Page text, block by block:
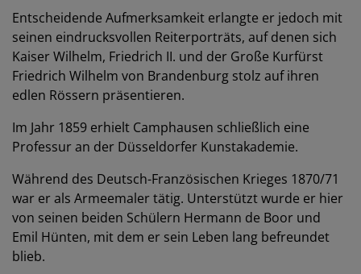
Entscheidende Aufmerksamkeit erlangte er jedoch mit
seinen eindrucksvollen Reiterporträts, auf denen sich
Kaiser Wilhelm, Friedrich II. und der Große Kurfürst
Friedrich Wilhelm von Brandenburg stolz auf ihren
edlen Rössern präsentieren.
Im Jahr 1859 erhielt Camphausen schließlich eine
Professur an der Düsseldorfer Kunstakademie.
Während des Deutsch-Französischen Krieges 1870/71
war er als Armeemaler tätig. Unterstützt wurde er hier
von seinen beiden Schülern Hermann de Boor und
Emil Hünten, mit dem er sein Leben lang befreundet
blieb.